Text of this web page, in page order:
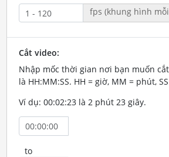
fps (khung hình
Cắt video:
Nhập mốc thời gian nơi bạn muốn
là HH:MM:SS. HH = giờ, MM = phút,
Ví dụ: 00:02:23 là 2 phút 23 giây.
to